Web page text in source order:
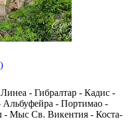
- Гибралтар - Кадис -
Альбуфейра - Портимао -
Мыс Св. Викентия - Коста-